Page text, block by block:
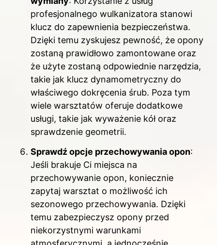
profesjonalnego wulkanizatora stanowi
klucz do zapewnienia bezpieczeństwa.
Dzięki temu zyskujesz pewność, że opony
zostaną prawidłowo zamontowane oraz
że użyte zostaną odpowiednie narzędzia,
takie jak klucz dynamometryczny do
właściwego dokręcenia śrub. Poza tym
wiele warsztatów oferuje dodatkowe
usługi, takie jak wyważenie kół oraz
sprawdzenie geometrii.
Sprawdź opcje przechowywania opon:
Jeśli brakuje Ci miejsca na
przechowywanie opon, koniecznie
zapytaj warsztat o możliwość ich
sezonowego przechowywania. Dzięki
temu zabezpieczysz opony przed
niekorzystnymi warunkami